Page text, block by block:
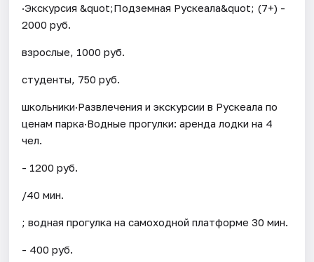
·Экскурсия &quot;Подземная Рускеала&quot; (7+) -
2000 руб.
взрослые, 1000 руб.
студенты, 750 руб.
школьники·Развлечения и экскурсии в Рускеала по
ценам парка·Водные прогулки: аренда лодки на 4
чел.
- 1200 руб.
/40 мин.
; водная прогулка на самоходной платформе 30 мин.
- 400 руб.